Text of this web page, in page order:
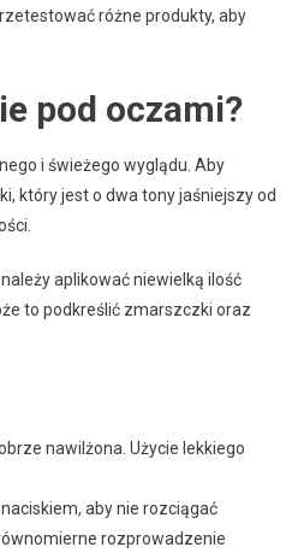
różne produkty, aby
pod oczami?
i świeżego wyglądu. Aby
który jest o dwa tony jaśniejszy od
aplikować niewielką ilość
to podkreślić zmarszczki oraz
nawilżona. Użycie lekkiego
aby nie rozciągać
rozprowadzenie